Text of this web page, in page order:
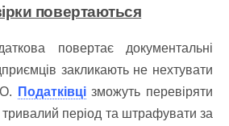
повертаються
повертає документальні
закликають не нехтувати
Податківцізможуть перевіряти
тривалий період та штрафувати за